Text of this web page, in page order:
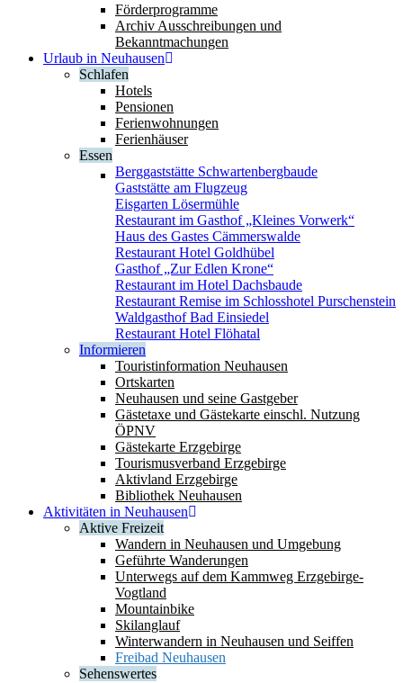
Förderprogramme
Archiv Ausschreibungen und
Bekanntmachungen
Urlaub in Neuhausen
Schlafen
Hotels
Pensionen
Ferienwohnungen
Ferienhäuser
Essen
Berggaststätte Schwartenbergbaude
Gaststätte am Flugzeug
Eisgarten Lösermühle
Restaurant im Gasthof „Kleines Vorwerk“
Haus des Gastes Cämmerswalde
Restaurant Hotel Goldhübel
Gasthof „Zur Edlen Krone“
Restaurant im Hotel Dachsbaude
Restaurant Remise im Schlosshotel Purschenstein
Waldgasthof Bad Einsiedel
Restaurant Hotel Flöhatal
Informieren
Touristinformation Neuhausen
Ortskarten
Neuhausen und seine Gastgeber
Gästetaxe und Gästekarte einschl. Nutzung
ÖPNV
Gästekarte Erzgebirge
Tourismusverband Erzgebirge
Aktivland Erzgebirge
Bibliothek Neuhausen
Aktivitäten in Neuhausen
Aktive Freizeit
Wandern in Neuhausen und Umgebung
Geführte Wanderungen
Unterwegs auf dem Kammweg Erzgebirge-
Vogtland
Mountainbike
Skilanglauf
Winterwandern in Neuhausen und Seiffen
Freibad Neuhausen
Sehenswertes